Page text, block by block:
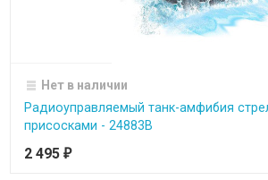
Нет в наличии
Радиоуправляемый танк-амфибия
присосками - 24883B
2 495 ₽